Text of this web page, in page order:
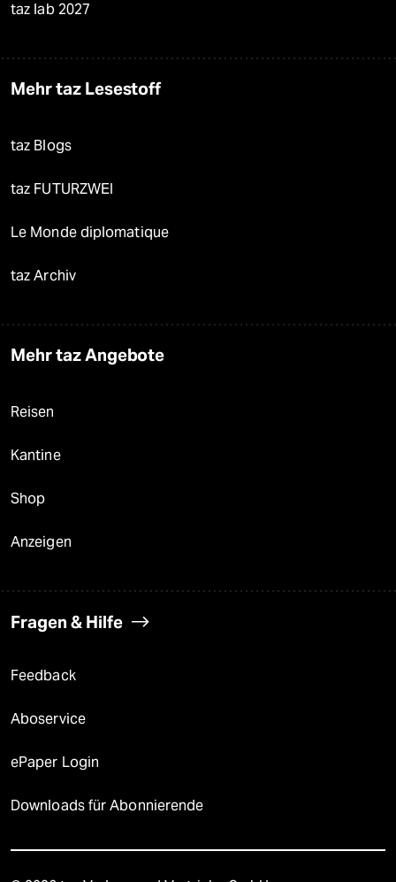
taz lab 2027
Mehr taz Lesestoff
taz Blogs
taz FUTURZWEI
Le Monde diplomatique
taz Archiv
Mehr taz Angebote
Reisen
Kantine
Shop
Anzeigen
Fragen & Hilfe
Feedback
Aboservice
ePaper Login
Downloads für Abonnierende